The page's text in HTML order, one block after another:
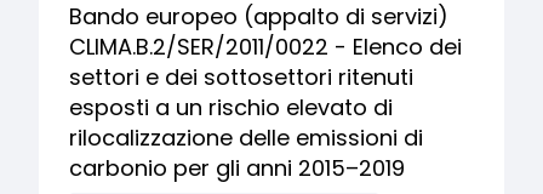
Bando europeo (appalto di servizi)
CLIMA.B.2/SER/2011/0022 - Elenco dei
settori e dei sottosettori ritenuti
esposti a un rischio elevato di
rilocalizzazione delle emissioni di
carbonio per gli anni 2015–2019